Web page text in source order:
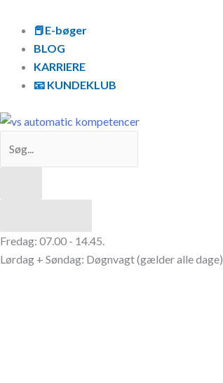
indholdet
📕E-bøger
BLOG
KARRIERE
📧 KUNDEKLUB
Fredag: 07.00 - 14.45.
Lørdag + Søndag: Døgnvagt (gælder alle dage)